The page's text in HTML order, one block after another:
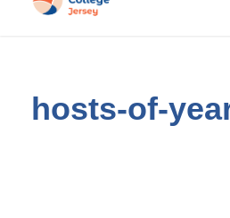
hosts-of-